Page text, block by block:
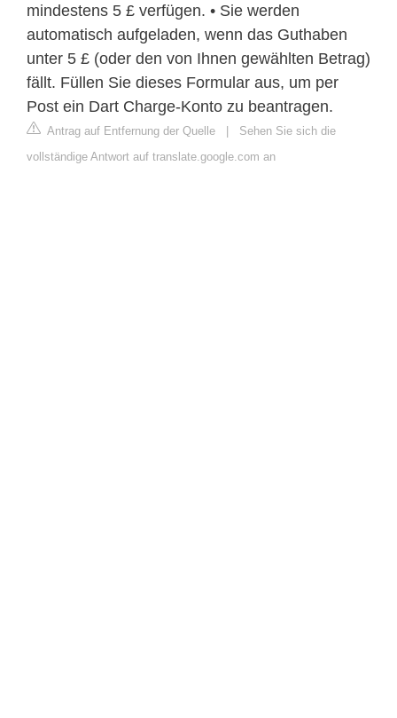
mindestens 5 £ verfügen. • Sie werden
automatisch aufgeladen, wenn das Guthaben
unter 5 £ (oder den von Ihnen gewählten Betrag)
fällt. Füllen Sie dieses Formular aus, um per
Post ein Dart Charge-Konto zu beantragen.
Antrag auf Entfernung der Quelle | Sehen Sie sich die
vollständige Antwort auf translate.google.com an